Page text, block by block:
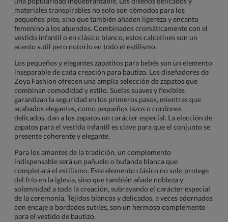
materiales transpirables no solo son cómodos para los
pequeños pies, sino que también añaden ligereza y encanto
femenino a los atuendos. Combinados cromáticamente con el
vestido infantil o en clásico blanco, estos calcetines son un
acento sutil pero notorio en todo el estilismo.
Los pequeños y elegantes zapatitos para bebés son un elemento
inseparable de cada creación para bautizo. Los diseñadores de
Zoya Fashion ofrecen una amplia selección de zapatos que
combinan comodidad y estilo. Suelas suaves y flexibles
garantizan la seguridad en los primeros pasos, mientras que
acabados elegantes, como pequeños lazos o cordones
delicados, dan a los zapatos un carácter especial. La elección de
zapatos para el vestido infantil es clave para que el conjunto se
presente coherente y elegante.
Para los amantes de la tradición, un complemento
indispensable será un pañuelo o bufanda blanca que
completará el estilismo. Este elemento clásico no solo protege
del frío en la iglesia, sino que también añade nobleza y
solemnidad a toda la creación, subrayando el carácter especial
de la ceremonia. Tejidos blancos y delicados, a veces adornados
con encaje o bordados sutiles, son un hermoso complemento
para el vestido de bautizo.